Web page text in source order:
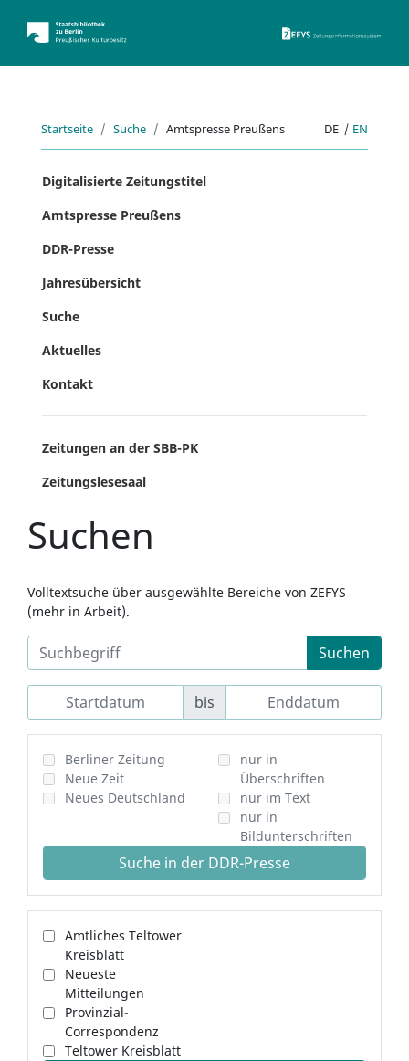
Startseite Suche Amtspresse Preußens DE | EN
Digitalisierte Zeitungstitel
Amtspresse Preußens
DDR-Presse
Jahresübersicht
Suche
Aktuelles
Kontakt
Zeitungen an der SBB-PK
Zeitungslesesaal
Suchen
Volltextsuche über ausgewählte Bereiche von ZEFYS
(mehr in Arbeit).
Suchen
bis
Berliner Zeitung
Neue Zeit
Neues Deutschland
nur in
Überschriften
nur im Text
nur in
Bildunterschriften
Suche in der DDR-Presse
Amtliches Teltower
Kreisblatt
Neueste
Mitteilungen
Provinzial-
Correspondenz
Teltower Kreisblatt